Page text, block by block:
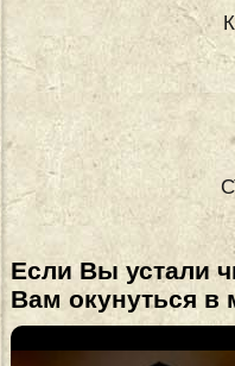
Если Вы устали
Вам окунуться в